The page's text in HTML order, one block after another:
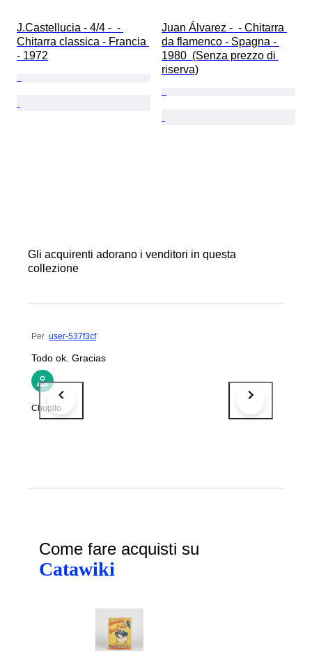
J.Castellucia - 4/4 -  -
Chitarra classica - Francia
- 1972
Juan Álvarez -  - Chitarra
da flamenco - Spagna -
1980  (Senza prezzo di
riserva)
Gli acquirenti adorano i venditori in questa
collezione
Per user-537f3cf
Todo ok. Gracias
Chupilo
Come fare acquisti su
Catawiki